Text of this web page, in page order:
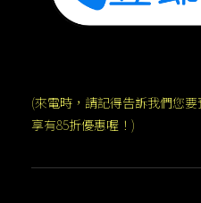
(來電時，請記得告訴我們您
享有85折優惠喔！)